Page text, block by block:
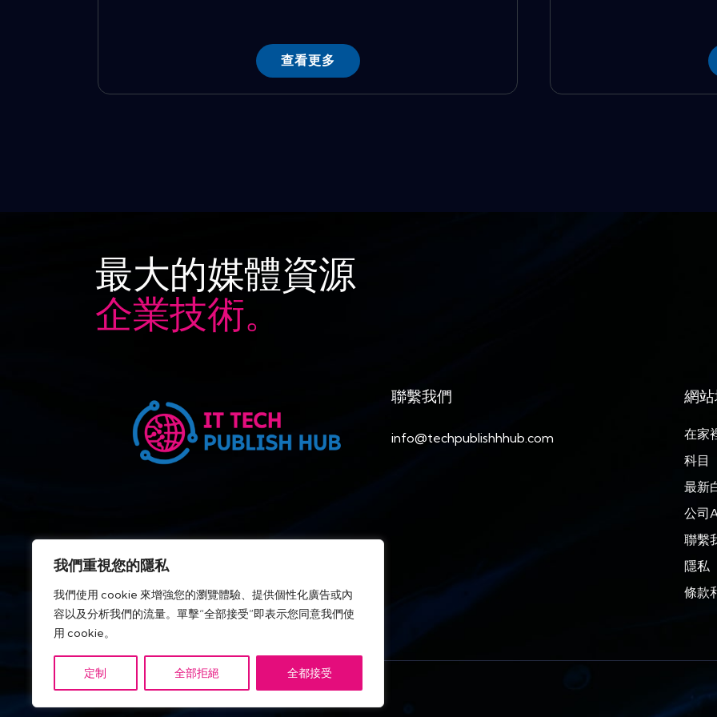
我們重視您的隱私
我們使用 cookie 來增強您的瀏覽體驗、提供個性化廣告或內
容以及分析我們的流量。單擊“全部接受”即表示您同意我們使
用 cookie。
定制 全部拒絕 全都接受
查看更多
最大的媒體資源
企業技術。
聯繫我們
info@techpublishhhub.com
網
在家
科目
最新
公司
聯繫
隱私
條款